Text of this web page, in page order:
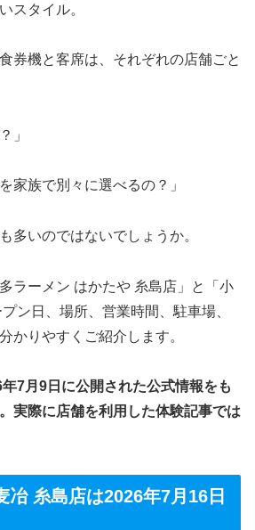
スタイル。
券機と客席は、それぞれの店舗ごと
」
家族で別々に選べるの？」
多いのではないでしょうか。
ラーメン はかたや 糸島店」と「小
ン日、場所、営業時間、駐車場、
かりやすくご紹介します。
7月9日に公開された公式情報をも
実際に店舗を利用した体験記事では
冶 糸島店は2026年7月16日